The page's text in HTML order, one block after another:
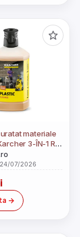
materiale
3-ÎN-1 RM
07/2026